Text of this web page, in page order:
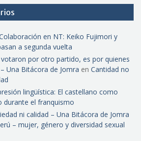
en NT: Keiko Fujimori y
a segunda vuelta
por otro partido, es por quienes
Una Bitácora de Jomra en Cantidad no
lingüística: El castellano como
durante el franquismo
ni calidad – Una Bitácora de Jomra
– mujer, género y diversidad sexual